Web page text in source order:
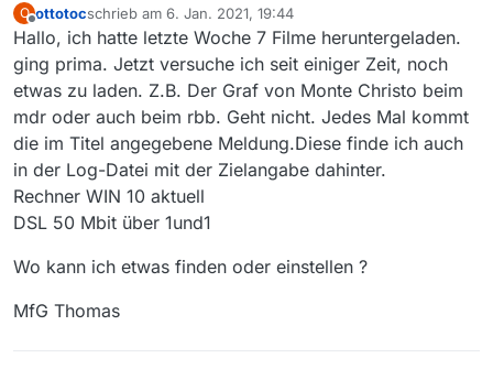
O
Offline
ottotocschrieb am 6. Jan. 2021, 19:44
zuletzt editiert von
Hallo, ich hatte letzte Woche 7 Filme heruntergeladen.
ging prima. Jetzt versuche ich seit einiger Zeit, noch
etwas zu laden. Z.B. Der Graf von Monte Christo beim
mdr oder auch beim rbb. Geht nicht. Jedes Mal kommt
die im Titel angegebene Meldung.Diese finde ich auch
in der Log-Datei mit der Zielangabe dahinter.
Rechner WIN 10 aktuell
DSL 50 Mbit über 1und1
Wo kann ich etwas finden oder einstellen ?
MfG Thomas